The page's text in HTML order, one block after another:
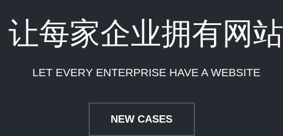
让每家企业拥有网站
LET EVERY ENTERPRISE HAVE A WEBSITE
NEW CASES